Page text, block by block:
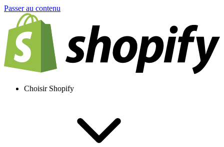
Passer au contenu
Choisir Shopify